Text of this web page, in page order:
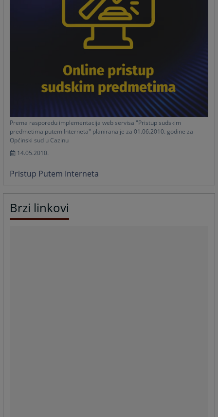
Prema rasporedu implementacija web servisa "Pristup sudskim
predmetima putem Interneta" planirana je za 01.06.2010. godine za
Općinski sud u Cazinu
14.05.2010.
Pristup Putem Interneta
Brzi linkovi